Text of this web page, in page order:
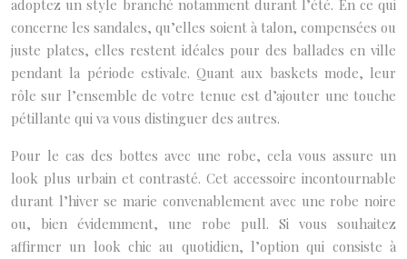
adoptez un style branché notamment durant l’été. En ce qui
concerne les sandales, qu’elles soient à talon, compensées ou
juste plates, elles restent idéales pour des ballades en ville
pendant la période estivale. Quant aux baskets mode, leur
rôle sur l’ensemble de votre tenue est d’ajouter une touche
pétillante qui va vous distinguer des autres.
Pour le cas des bottes avec une robe, cela vous assure un
look plus urbain et contrasté. Cet accessoire incontournable
durant l’hiver se marie convenablement avec une robe noire
ou, bien évidemment, une robe pull. Si vous souhaitez
affirmer un look chic au quotidien, l’option qui consiste à